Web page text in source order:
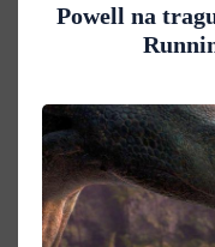
Powell na